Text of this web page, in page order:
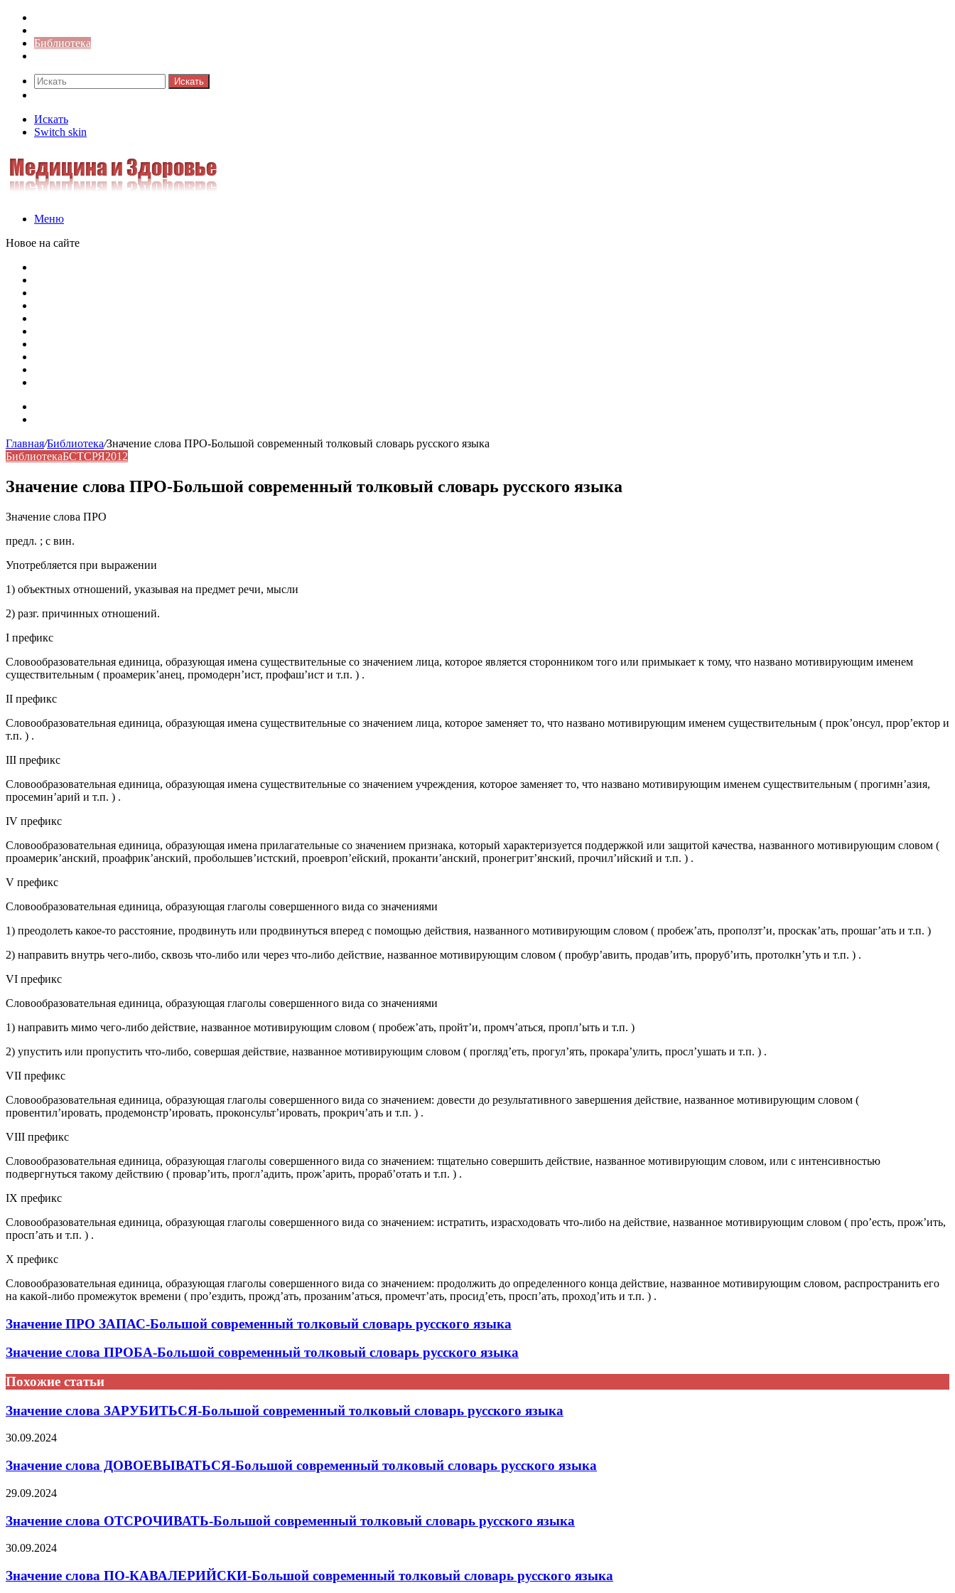
Библиотека
Искать
Искать
Switch skin
Меню
Новое на сайте
Главная/Библиотека/Значение слова ПРО-Большой современный толковый словарь русского языка
БиблиотекаБСТСРЯ2012
Значение слова ПРО-Большой современный толковый словарь русского языка
Значение слова ПРО
предл. ; с вин.
Употребляется при выражении
1) объектных отношений, указывая на предмет речи, мысли
2) разг. причинных отношений.
I префикс
Словообразовательная единица, образующая имена существительные со значением лица, которое является сторонником того или примыкает к тому, что названо мотивирующим именем
существительным ( проамерик’анец, промодерн’ист, профаш’ист и т.п. ) .
II префикс
Словообразовательная единица, образующая имена существительные со значением лица, которое заменяет то, что названо мотивирующим именем существительным ( прок’онсул, прор’ектор и
т.п. ) .
III префикс
Словообразовательная единица, образующая имена существительные со значением учреждения, которое заменяет то, что названо мотивирующим именем существительным ( прогимн’азия,
просемин’арий и т.п. ) .
IV префикс
Словообразовательная единица, образующая имена прилагательные со значением признака, который характеризуется поддержкой или защитой качества, названного мотивирующим словом (
проамерик’анский, проафрик’анский, пробольшев’истский, проевроп’ейский, проканти’анский, пронегрит’янский, прочил’ийский и т.п. ) .
V префикс
Словообразовательная единица, образующая глаголы совершенного вида со значениями
1) преодолеть какое-то расстояние, продвинуть или продвинуться вперед с помощью действия, названного мотивирующим словом ( пробеж’ать, проползт’и, проскак’ать, прошаг’ать и т.п. )
2) направить внутрь чего-либо, сквозь что-либо или через что-либо действие, названное мотивирующим словом ( пробур’авить, продав’ить, проруб’ить, протолкн’уть и т.п. ) .
VI префикс
Словообразовательная единица, образующая глаголы совершенного вида со значениями
1) направить мимо чего-либо действие, названное мотивирующим словом ( пробеж’ать, пройт’и, промч’аться, пропл’ыть и т.п. )
2) упустить или пропустить что-либо, совершая действие, названное мотивирующим словом ( прогляд’еть, прогул’ять, прокара’улить, просл’ушать и т.п. ) .
VII префикс
Словообразовательная единица, образующая глаголы совершенного вида со значением: довести до результативного завершения действие, названное мотивирующим словом (
провентил’ировать, продемонстр’ировать, проконсульт’ировать, прокрич’ать и т.п. ) .
VIII префикс
Словообразовательная единица, образующая глаголы совершенного вида со значением: тщательно совершить действие, названное мотивирующим словом, или с интенсивностью
подвергнуться такому действию ( провар’ить, прогл’адить, прож’арить, прораб’отать и т.п. ) .
IX префикс
Словообразовательная единица, образующая глаголы совершенного вида со значением: истратить, израсходовать что-либо на действие, названное мотивирующим словом ( про’есть, прож’ить,
просп’ать и т.п. ) .
X префикс
Словообразовательная единица, образующая глаголы совершенного вида со значением: продолжить до определенного конца действие, названное мотивирующим словом, распространить его
на какой-либо промежуток времени ( про’ездить, прожд’ать, прозаним’аться, промечт’ать, просид’еть, просп’ать, проход’ить и т.п. ) .
Значение ПРО ЗАПАС-Большой современный толковый словарь русского языка
Значение слова ПРОБА-Большой современный толковый словарь русского языка
Похожие статьи
Значение слова ЗАРУБИТЬСЯ-Большой современный толковый словарь русского языка
30.09.2024
Значение слова ДОВОЕВЫВАТЬСЯ-Большой современный толковый словарь русского языка
29.09.2024
Значение слова ОТСРОЧИВАТЬ-Большой современный толковый словарь русского языка
30.09.2024
Значение слова ПО-КАВАЛЕРИЙСКИ-Большой современный толковый словарь русского языка